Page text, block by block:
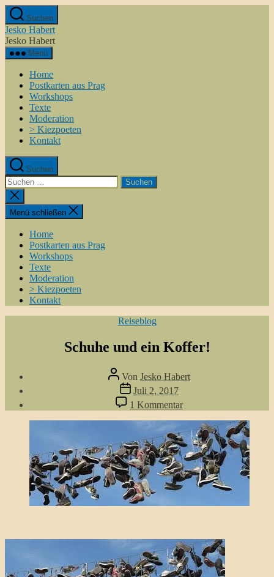
Zum
Inhalt
springen
Suchen
Jesko Habert
Jesko Habert
Menü
Home
Postkarten aus Prag
Workshops
Texte
Moderation
> Kiezpoeten
Kontakt
Suchen
Suchen
nach:
Suche
schließen
Menü schließen
Home
Postkarten aus Prag
Workshops
Texte
Moderation
> Kiezpoeten
Kontakt
Kategorien
Reiseblog
Schuhe und ein Koffer!
Beitragsautor
Von Jesko Habert
Veröffentlichungsdatum
Juli 2, 2017
1 Kommentarzu
Schuhe
und
ein
Koffer!